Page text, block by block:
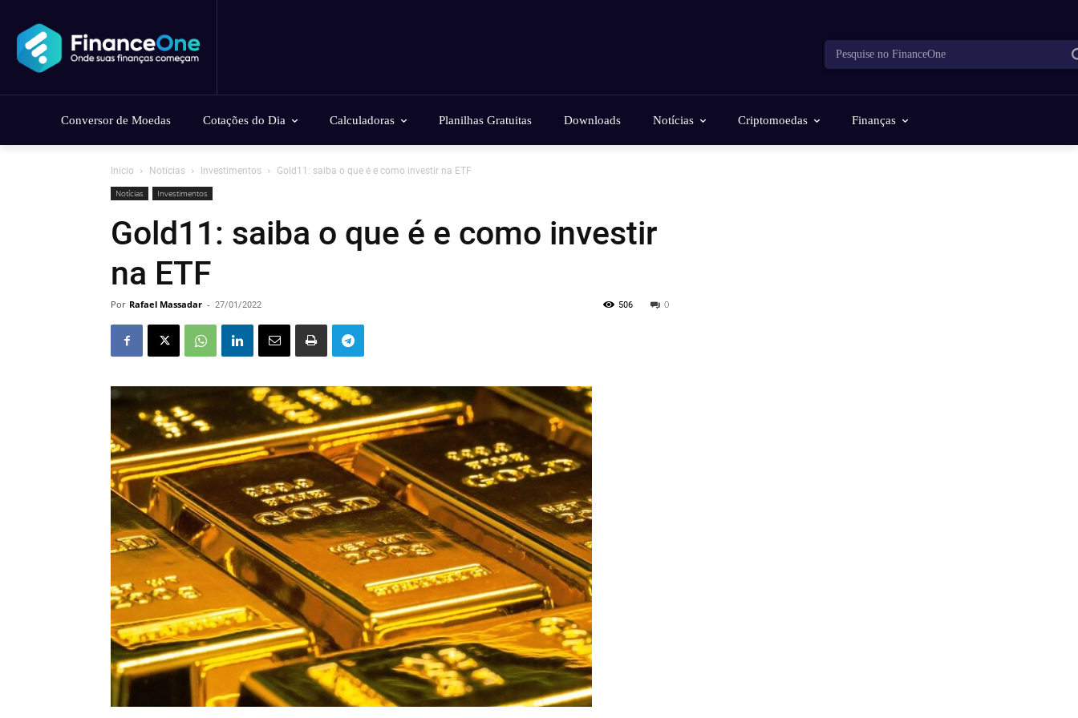
Pesquise no FinanceOne
Conversor de Moedas Cotações do Dia Calculadoras Planilhas Gratuitas Downloads Notícias Criptomoedas Finanças
Início Notícias Investimentos Gold11: saiba o que é e como investir na ETF
Notícias Investimentos
Gold11: saiba o que é e como investir
na ETF
Por Rafael Massadar - 27/01/2022 0
506